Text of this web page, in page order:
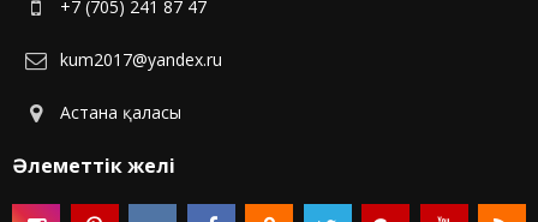
+7 (705) 241 87 47
kum2017@yandex.ru
Астана қаласы
Әлеметтік желі